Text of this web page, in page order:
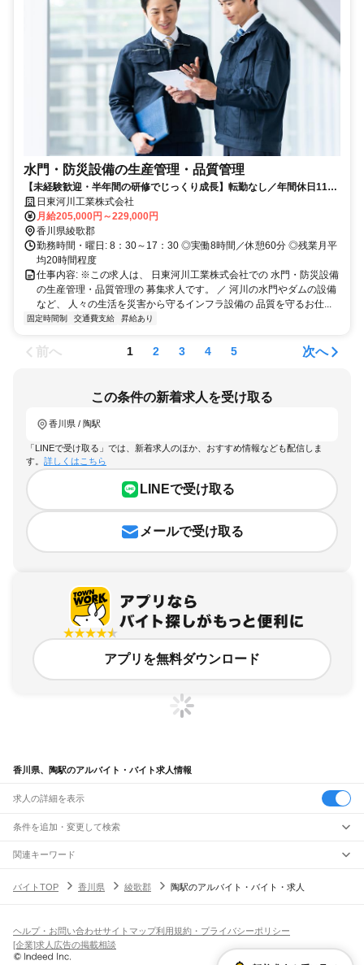
水門・防災設備の生産管理・品質管理
【未経験歓迎・半年間の研修でじっくり成長】転勤なし／年間休日119
日・土日祝休み／賞与3.5～4ヶ月分／1953年創業の老舗企業／業界売上
全国トップ10以内の安定企業
日東河川工業株式会社
月給205,000円～229,000円
香川県綾歌郡
勤務時間・曜日: 8：30～17：30 ◎実働8時間／休憩60分 ◎残業月平
均20時間程度
仕事内容: ※この求人は、 日東河川工業株式会社での 水門・防災設備
の生産管理・品質管理の 募集求人です。 ／ 河川の水門やダムの設備
など、 人々の生活を災害から守るインフラ設備の 品質を守るお仕...
固定時間制 交通費支給 昇給あり
前へ 1 2 3 4 5 次へ
この条件の新着求人を受け取る
香川県 / 陶駅
「LINEで受け取る」では、新着求人のほか、おすすめ情報なども配信しま
す。 詳しくはこちら
LINEで受け取る
メールで受け取る
アプリを無料ダウンロード
香川県、陶駅のアルバイト・バイト求人情報
求人の詳細を表示
条件を追加・変更して検索
市区町村を追加・変更
香川県すべて
駅を追加・変更
宇多津駅
JR土讃線
多度津駅 金蔵寺駅 讃岐財田駅
飲食・フードサービス
飲食・フードサービス
ホールスタッフ
皿洗い・洗い場精肉・鮮魚加工
特徴を追加・変更
人気
関連キーワード
バイトTOP
香川県 綾歌郡 陶駅のアルバイト・バイト・求人
ヘルプ・お問い合わせサイトマップ利用規約・プライバシーポリシー
[企業]求人広告の掲載相談